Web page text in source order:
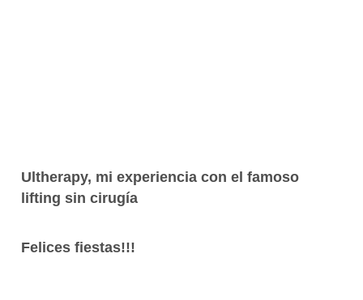
Ultherapy, mi experiencia con el famoso
lifting sin cirugía
Felices fiestas!!!